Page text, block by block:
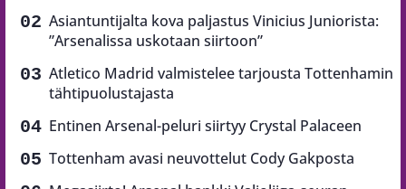
Asiantuntijalta kova paljastus Vinicius Juniorista:
”Arsenalissa uskotaan siirtoon”
Atletico Madrid valmistelee tarjousta Tottenhamin
tähtipuolustajasta
Entinen Arsenal-peluri siirtyy Crystal Palaceen
Tottenham avasi neuvottelut Cody Gakposta